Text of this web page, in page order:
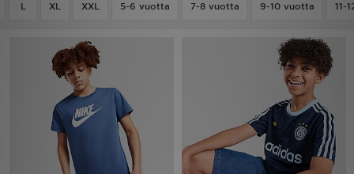
L XL XXL 5-6 vuotta 7-8 vuotta 9-10 vuotta 11-
Suosikit
Tuotemerkit